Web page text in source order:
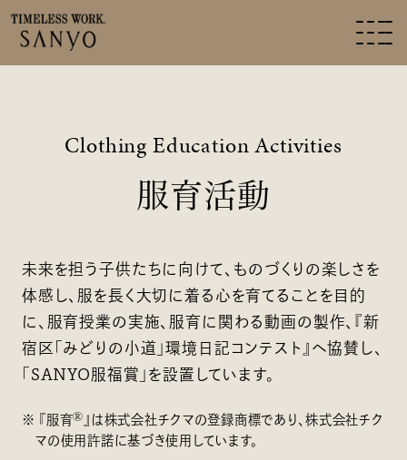
服育活動
Clothing Education Activities
未来を担う子供たちに向けて、ものづくりの楽しさを
体感し、服を長く大切に着る心を育てることを目的
に、服育授業の実施、服育に関わる動画の製作、『新
宿区「みどりの小道」環境日記コンテスト』へ協賛し、
「SANYO服福賞」を設置しています。
※ 『服育Ⓡ 』は株式会社チクマの登録商標であり、株式会社チク
マの使用許諾に基づき使用しています。